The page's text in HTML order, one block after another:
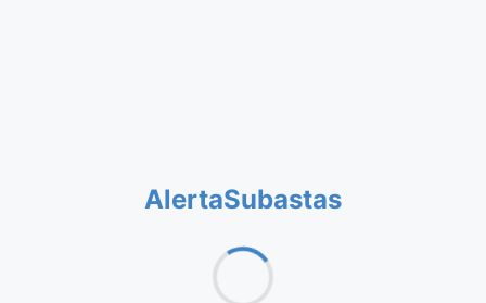
AlertaSubastas